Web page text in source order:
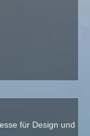
für Design und